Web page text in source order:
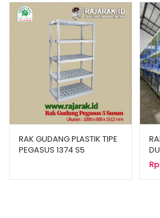
RAK GUDANG PLASTIK TIPE
PEGASUS 1374 S5
Rp